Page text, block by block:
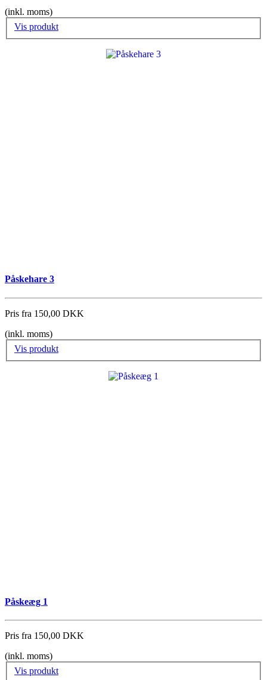
(inkl. moms)
Vis produkt
Påskehare 3
Pris fra 150,00 DKK
(inkl. moms)
Vis produkt
Påskeæg 1
Pris fra 150,00 DKK
(inkl. moms)
Vis produkt